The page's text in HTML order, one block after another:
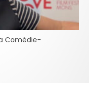
Comédie-